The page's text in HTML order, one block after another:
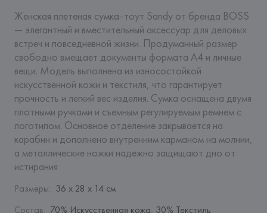
Женская плетеная сумка-тоут Sandy от бренда BOSS
— элегантный и вместительный аксессуар для деловых
встреч и повседневной жизни. Продуманный размер
свободно вмещает документы формата А4 и личные
вещи. Модель выполнена из износостойкой
искусственной кожи и текстиля, что гарантирует
прочность и легкий вес изделия. Сумка оснащена двумя
плотными ручками и съемным регулируемым ремнем с
логотипом. Основное отделение закрывается на
карабин и дополнено внутренним карманом на молнии,
а металлические ножки надежно защищают дно от
истирания
Размеры: 36 х 28 х 14 см
Состав: 70% Искусственная кожа, 30% Текстиль